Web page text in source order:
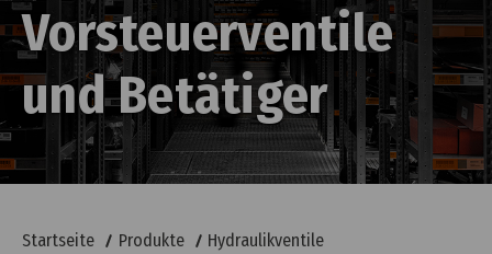
Vorsteuerventile
und Betätiger
Startseite Produkte
Hydraulikventile